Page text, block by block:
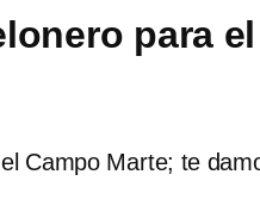
para
Campo Marte; te